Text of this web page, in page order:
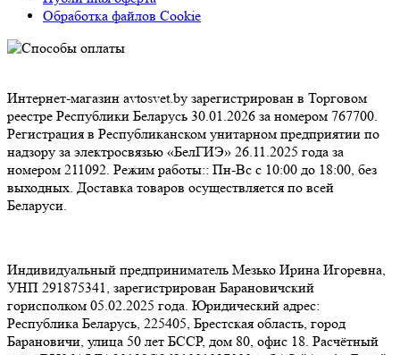
реестре Республики Беларусь 30.01.2026 за номером 767700.
Регистрация в Республиканском унитарном предприятии по
надзору за электросвязью «БелГИЭ» 26.11.2025 года за номером
211092. Режим работы:: Пн-Вс с 10:00 до 18:00, без выходных.
Доставка товаров осуществляется по всей Беларуси.
05.02.2025 года. Юридический адрес: Республика Беларусь,
225405, Брестская область, город Барановичи, улица 50 лет
БССР, дом 80, офис 18. Расчётный счёт:
BY96ALFA30132G3621001027000, в ЗАО "Альфа-Банк", SWIFT
ALFABY2X, БИК ALFABY2X.